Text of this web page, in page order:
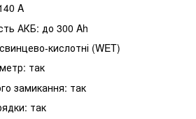
A
АКБ: до 300 Ah
кислотні (WET)
так
замикання: так
так